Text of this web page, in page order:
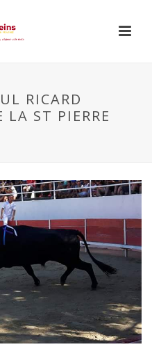
RICARD
LA ST PIERRE